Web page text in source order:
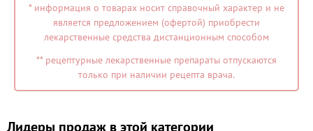
* информация о товарах носит справочный характер и не
является предложением (офертой) приобрести
лекарственные средства дистанционным способом
** рецептурные лекарственные препараты отпускаются
только при наличии рецепта врача.
Лидеры продаж в этой категории